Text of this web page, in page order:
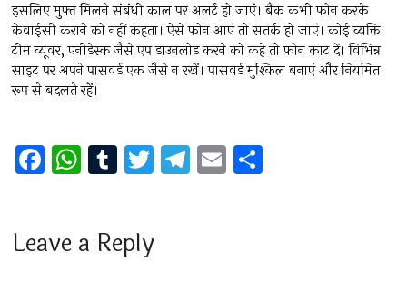
इसलिए मुफ्त मिलने संबंधी काल पर अलर्ट हो जाएं। बैंक कभी फोन करके
केवाईसी कराने को नहीं कहता। ऐसे फोन आएं तो सतर्क हो जाएं। कोई व्यक्ति
टीम व्यूवर, एनीडेस्क जैसे एप डाउनलोड करने को कहे तो फोन काट दें। विभिन्न
साइट पर अपने पासवर्ड एक जैसे न रखें। पासवर्ड मुश्किल बनाएं और नियमित
रूप से बदलते रहें।
F
a
b
W
h
s
T
u
bl
T
wi
er
T
el
E
m
Leave a Reply